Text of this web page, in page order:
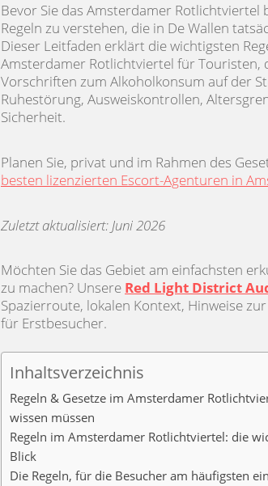
Bevor Sie das Amsterdamer Rotlichtviertel
Regeln zu verstehen, die in De Wallen
Dieser Leitfaden erklärt die wichtigsten
Amsterdamer Rotlichtviertel für
Vorschriften zum Alkoholkonsum auf der
Ruhestörung, Ausweiskontrollen,
Sicherheit.
Planen Sie, privat und im Rahmen des
besten lizenzierten Escort-Agenturen in
Zuletzt aktualisiert: Juni 2026
Möchten Sie das Gebiet am einfachsten
zu machen? Unsere Red Light District
Spazierroute, lokalen Kontext, Hinweise
für Erstbesucher.
Inhaltsverzeichnis
Regeln & Gesetze im Amsterdamer
wissen müssen
Regeln im Amsterdamer Rotlichtviertel: die
Blick
Die Regeln, für die Besucher am häufigsten